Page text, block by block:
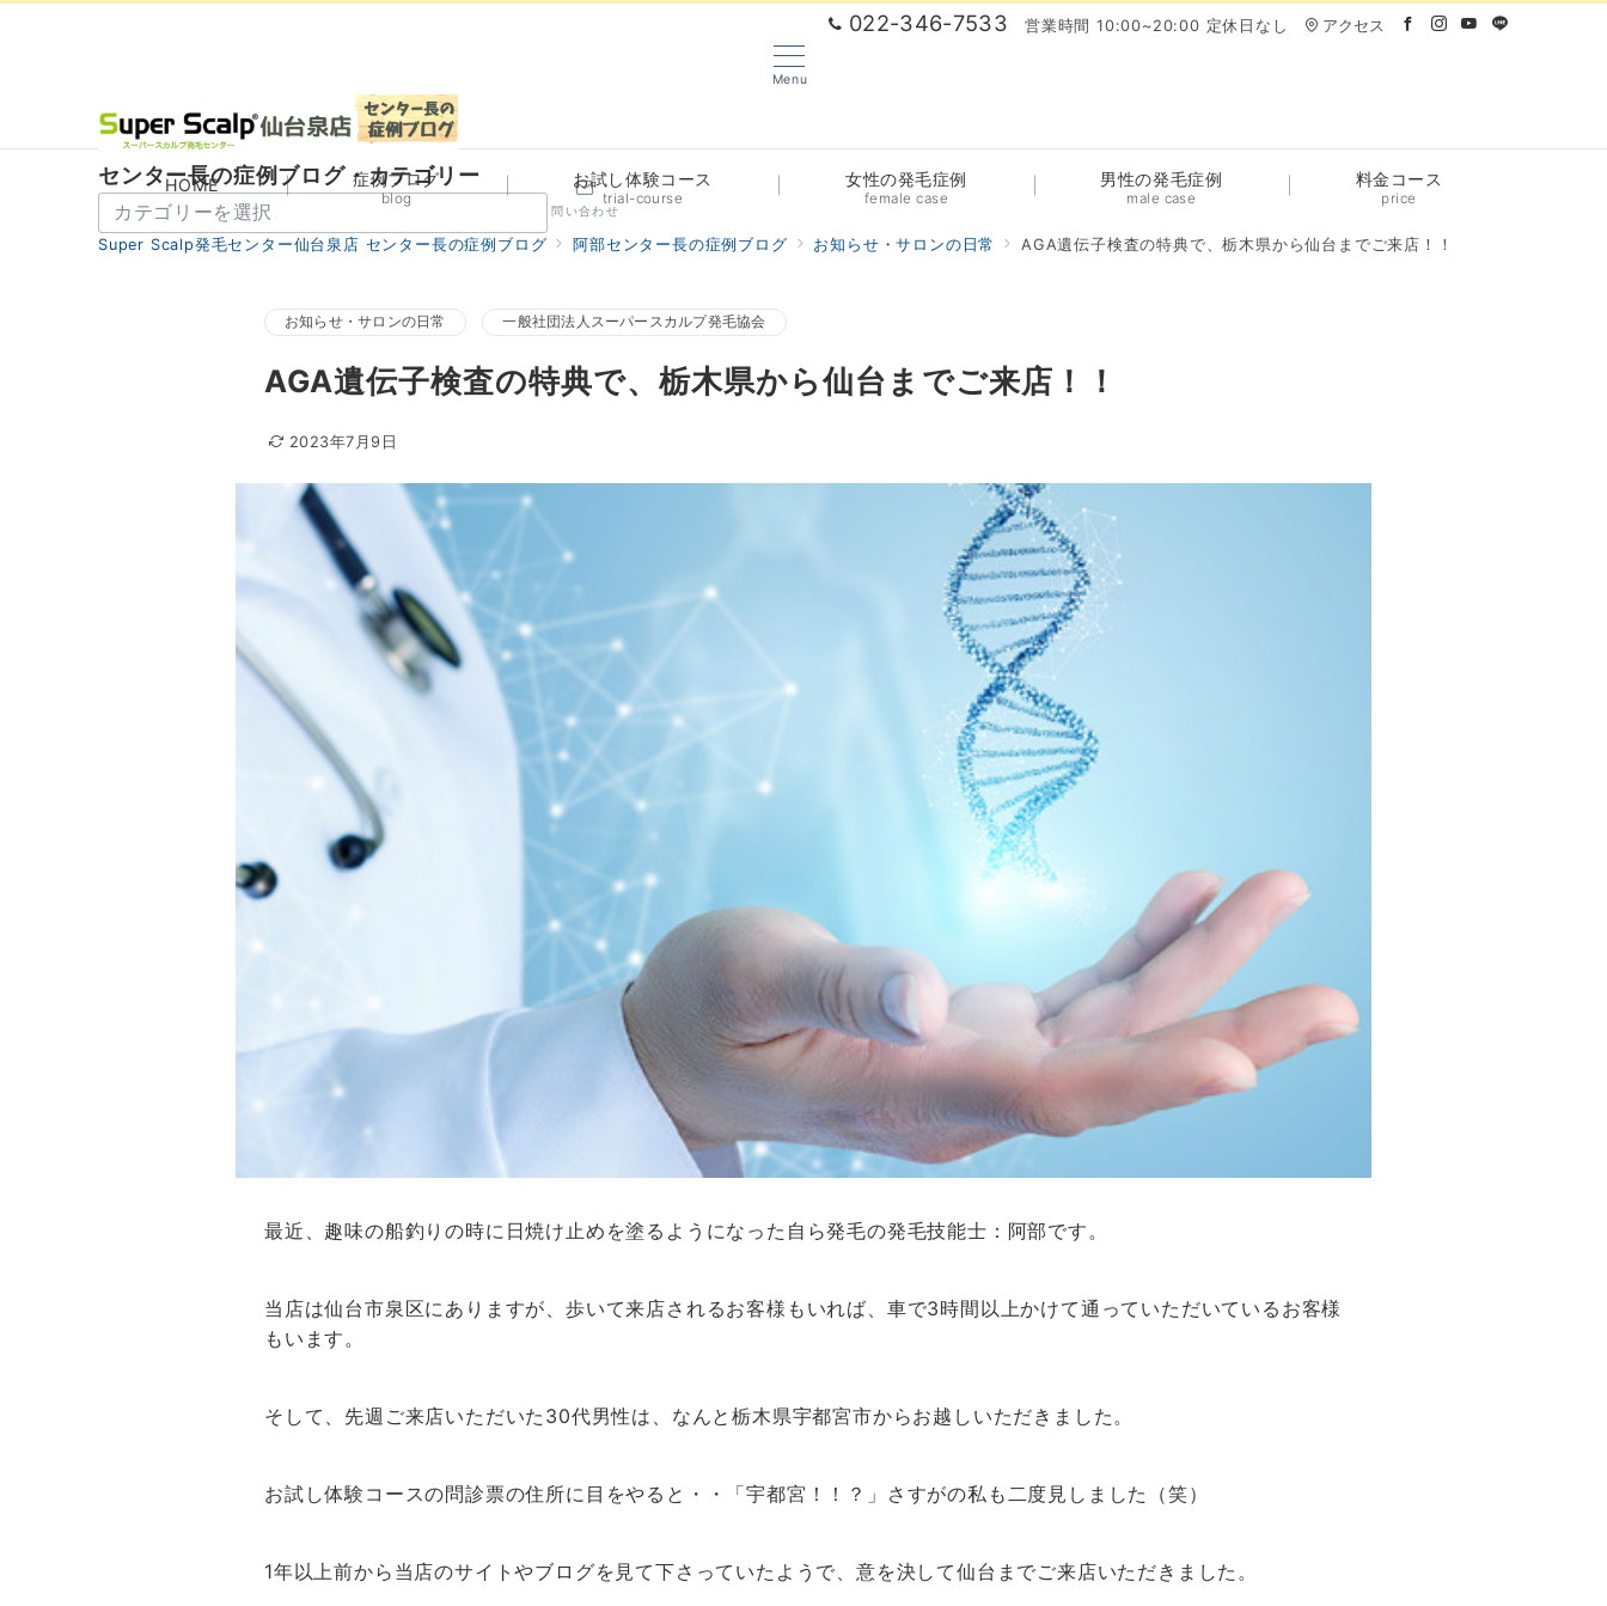
022-346-7533 営業時間 10:00~20:00 定休日なし アクセス
Menu
センター長の症例ブログ・カテゴリー
セ
ン
問い合わせ
HOME 症例ブログ
blog
お試し体験コース
trial-course
女性の発毛症例
female case
男性の発毛症例
male case
料金コース
price
Super Scalp発毛センター仙台泉店 センター長の症例ブログ 阿部センター長の症例ブログ お知らせ・サロンの日常 AGA遺伝子検査の特典で、栃木県から仙台までご来店！！
お知らせ・サロンの日常 一般社団法人スーパースカルプ発毛協会
AGA遺伝子検査の特典で、栃木県から仙台までご来店！！
2023年7月9日
最近、趣味の船釣りの時に日焼け止めを塗るようになった自ら発毛の発毛技能士：阿部です。
当店は仙台市泉区にありますが、歩いて来店されるお客様もいれば、車で3時間以上かけて通っていただいているお客様
もいます。
そして、先週ご来店いただいた30代男性は、なんと栃木県宇都宮市からお越しいただきました。
お試し体験コースの問診票の住所に目をやると・・「宇都宮！！？」さすがの私も二度見しました（笑）
1年以上前から当店のサイトやブログを見て下さっていたようで、意を決して仙台までご来店いただきました。